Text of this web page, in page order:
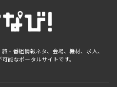
・番組情報ネタ、会場、機材、求人、
能なポータルサイトです。